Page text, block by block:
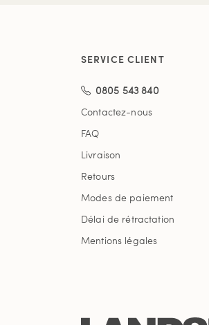
SERVICE CLIENT
0805 543 840
Contactez-nous
FAQ
Livraison
Retours
Modes de paiement
Délai de rétractation
Mentions légales